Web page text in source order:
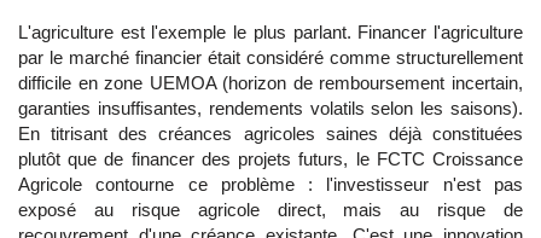
L'agriculture est l'exemple le plus parlant. Financer l'agriculture
par le marché financier était considéré comme structurellement
difficile en zone UEMOA (horizon de remboursement incertain,
garanties insuffisantes, rendements volatils selon les saisons).
En titrisant des créances agricoles saines déjà constituées
plutôt que de financer des projets futurs, le FCTC Croissance
Agricole contourne ce problème : l'investisseur n'est pas
exposé au risque agricole direct, mais au risque de